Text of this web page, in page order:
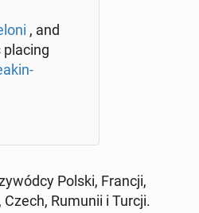
, and
Polski, Francji,
Rumunii i Turcji.